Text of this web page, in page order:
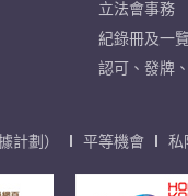
立法會事務
紀錄冊及一
認可、發牌
計劃） 平等機會 私